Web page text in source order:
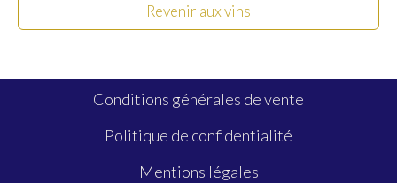
Revenir aux vins
Conditions générales de vente
Politique de confidentialité
Mentions légales